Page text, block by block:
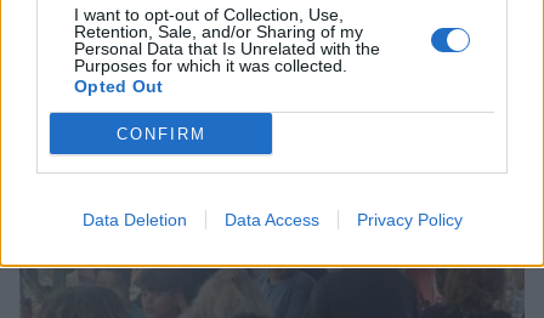
I want to opt-out of Collection, Use,
Retention, Sale, and/or Sharing of my
Personal Data that Is Unrelated with the
Purposes for which it was collected.
Opted Out
CONFIRM
Data Deletion Data Access Privacy Policy
Ελαφόνησος: Τραυματίστηκε 73χρονος Ιταλός
μετά από πτώση από σκάφος
09/08/2026 12:07